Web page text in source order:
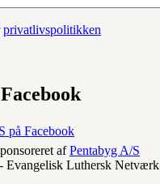
privatlivspolitikken
på Facebook
afPentabyg A/S
Evangelisk Luthersk Netværk